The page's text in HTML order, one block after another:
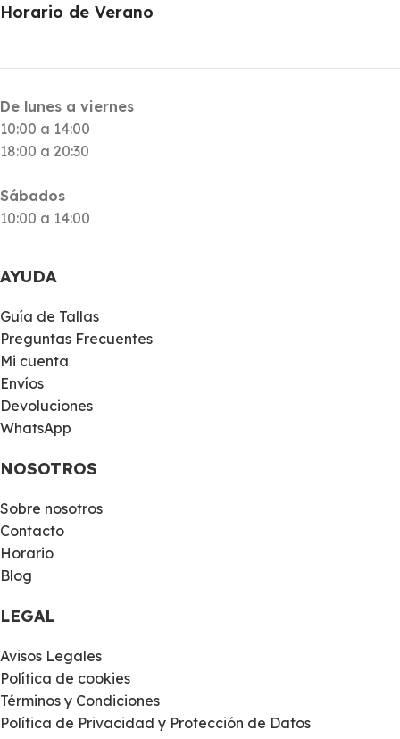
Horario de Verano
De lunes a viernes
10:00 a 14:00
18:00 a 20:30
Sábados
10:00 a 14:00
AYUDA
Guía de Tallas
Preguntas Frecuentes
Mi cuenta
Envíos
Devoluciones
WhatsApp
NOSOTROS
Sobre nosotros
Contacto
Horario
Blog
LEGAL
Avisos Legales
Política de cookies
Términos y Condiciones
Política de Privacidad y Protección de Datos